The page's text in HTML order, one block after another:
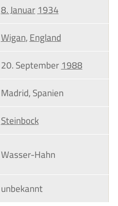
8. Januar1934
Wigan,England
20. September1988
Madrid, Spanien
Steinbock
Wasser-Hahn
unbekannt